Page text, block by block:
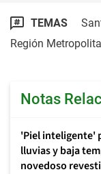
TEMAS
Región
Notas
'Piel inteligente'
lluvias y baja
novedoso